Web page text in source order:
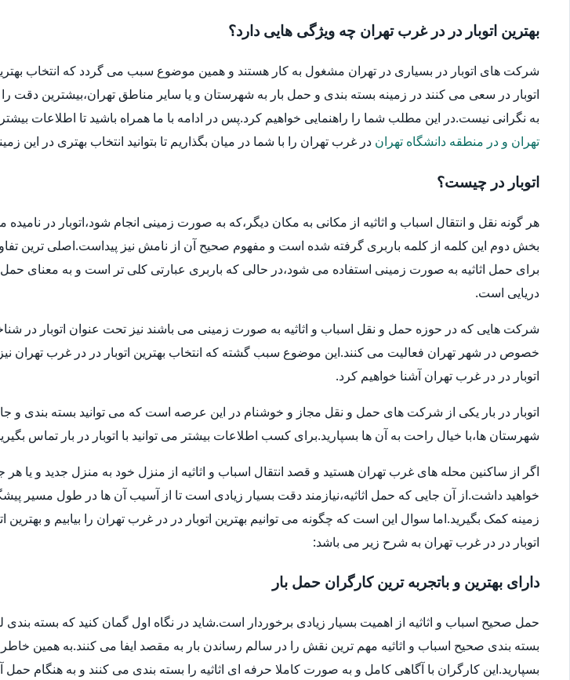
بهترین اتوبار در در غرب تهران چه ویژگی هایی دارد؟
شرکت های اتوبار در بسیاری در تهران مشغول به کار هستند و همین موضوع سبب می گردد که انتخاب
اتوبار در سعی می کنند در زمینه بسته بندی و حمل بار به شهرستان و یا سایر مناطق تهران،بیشترین دقت را
به نگرانی نیست.در این مطلب شما را راهنمایی خواهیم کرد.پس در ادامه با ما همراه باشید تا اطلاعات
تهران و در منطقه دانشگاه تهران در غرب تهران را با شما در میان بگذاریم تا بتوانید انتخاب بهتری در این
اتوبار در چیست؟
هر گونه نقل و انتقال اسباب و اثاثیه از مکانی به مکان دیگر،که به صورت زمینی انجام شود،اتوبار در
بخش دوم این کلمه از کلمه باربری گرفته شده است و مفهوم صحیح آن از نامش نیز پیداست.اصلی ترین
برای حمل اثاثیه به صورت زمینی استفاده می شود،در حالی که باربری عبارتی کلی تر است و به معنای حمل
دریایی است.
شرکت هایی که در حوزه حمل و نقل اسباب و اثاثیه به صورت زمینی می باشند نیز تحت عنوان اتوبار در
خصوص در شهر تهران فعالیت می کنند.این موضوع سبب گشته که انتخاب بهترین اتوبار در در غرب تهران نیز
اتوبار در در غرب تهران آشنا خواهیم کرد.
اتوبار در بار یکی از شرکت های حمل و نقل مجاز و خوشنام در این عرصه است که می توانید بسته بندی و
شهرستان ها،با خیال راحت به آن ها بسپارید.برای کسب اطلاعات بیشتر می توانید با اتوبار در بار تماس
اگر از ساکنین محله های غرب تهران هستید و قصد انتقال اسباب و اثاثیه از منزل خود به منزل جدید و یا هر جای
خواهید داشت.از آن جایی که حمل اثاثیه،نیازمند دقت بسیار زیادی است تا از آسیب آن ها در طول مسیر
زمینه کمک بگیرید.اما سوال این است که چگونه می توانیم بهترین اتوبار در در غرب تهران را بیابیم و
اتوبار در در غرب تهران به شرح زیر می باشد:
دارای بهترین و باتجربه ترین کارگران حمل بار
حمل صحیح اسباب و اثاثیه از اهمیت بسیار زیادی برخوردار است.شاید در نگاه اول گمان کنید که بسته بندی
بسته بندی صحیح اسباب و اثاثیه مهم ترین نقش را در سالم رساندن بار به مقصد ایفا می کنند.به همین خاطر
بسپارید.این کارگران با آگاهی کامل و به صورت کاملا حرفه ای اثاثیه را بسته بندی می کنند و به هنگام